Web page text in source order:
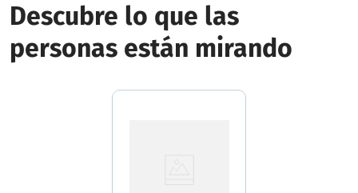
Descubre lo que las
personas están mirando